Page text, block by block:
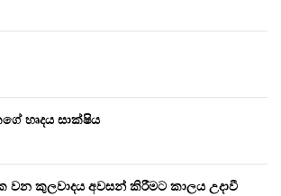
හෘදය සාක්ෂිය
වන කුලවාදය අවසන් කිරීමට කාලය උදාවී